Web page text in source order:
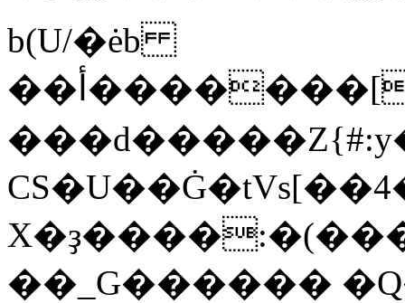
b(U/�ėb
��أ�������[�mk���5�r��ǧ���b9�8��$碘
��_G������